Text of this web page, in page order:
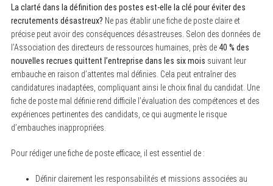
La clarté dans la définition des postes est-elle la clé pour éviter des
recrutements désastreux? Ne pas établir une fiche de poste claire et
précise peut avoir des conséquences désastreuses. Selon des données de
l’Association des directeurs de ressources humaines, près de 40 % des
nouvelles recrues quittent l’entreprise dans les six mois suivant leur
embauche en raison d’attentes mal définies. Cela peut entraîner des
candidatures inadaptées, compliquant ainsi le choix final du candidat. Une
fiche de poste mal définie rend difficile l’évaluation des compétences et des
expériences pertinentes des candidats, ce qui augmente le risque
d’embauches inappropriées.
Pour rédiger une fiche de poste efficace, il est essentiel de :
Définir clairement les responsabilités et missions associées au